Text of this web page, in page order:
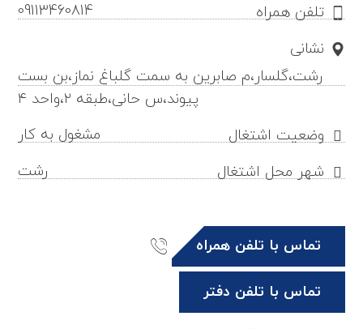
تلفن همراه
09113460814
نشانی
رشت،گلسار،م صابرین به سمت گلباغ نماز،بن بست
پیوند،س حانی،طبقه ۲،واحد ۴
وضعیت اشتغال
مشغول به کار
شهر محل اشتغال
رشت
تماس با تلفن همراه
تماس با تلفن دفتر